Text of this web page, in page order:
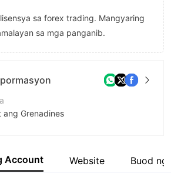
sa forex trading. Mangyaring
sa mga panganib.
ang Grenadines
Account Website Buod ng